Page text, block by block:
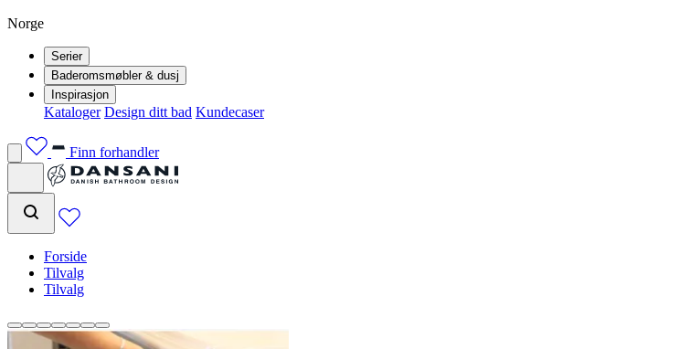
Norge
Serier
Baderomsmøbler & dusj
Inspirasjon
Kataloger Design ditt bad Kundecaser
Finn forhandler
Forside
Tilvalg
Tilvalg